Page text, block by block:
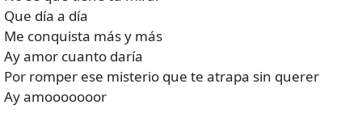
Que día a día
Me conquista más y más
Ay amor cuanto daría
Por romper ese misterio que te atrapa sin querer
Ay amooooooor